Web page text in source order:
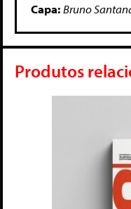
Capa:Bruno
Produtos